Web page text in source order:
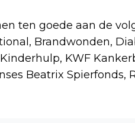
ten goede aan de
Brandwonden,
KWF
Beatrix Spierfonds,